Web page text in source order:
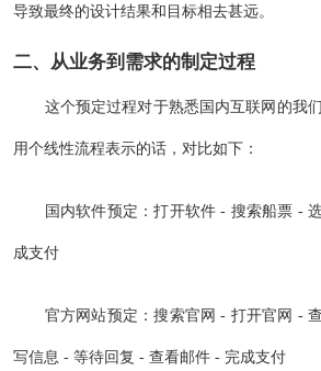
导致最终的设计结果和目标相去甚远。
二、从业务到需求的制定过程
这个预定过程对于熟悉国内互联网的我
用个线性流程表示的话，对比如下：
国内软件预定：打开软件 - 搜索船票 -
成支付
官方网站预定：搜索官网 - 打开官网 -
写信息 - 等待回复 - 查看邮件 - 完成支付